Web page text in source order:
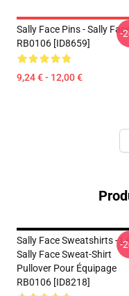
Sally Face Pins - Sally
RB0106 [ID8659]
9,24 € - 12,00 €
-
Sally Face Sweatshirts -
Sally Face Sweat-Shirt
Pullover Pour Équipage
RB0106 [ID8218]
-